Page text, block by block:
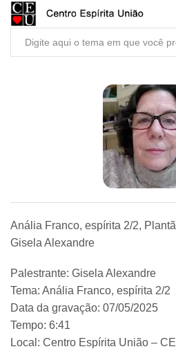
Anália Franco, espírita 2/2,
Gisela Alexandre
Palestrante: Gisela Alexandre
Tema: Anália Franco, espírita 2/2
Data da gravação: 07/05/2025
Tempo: 6:41
Local: Centro Espírita União –